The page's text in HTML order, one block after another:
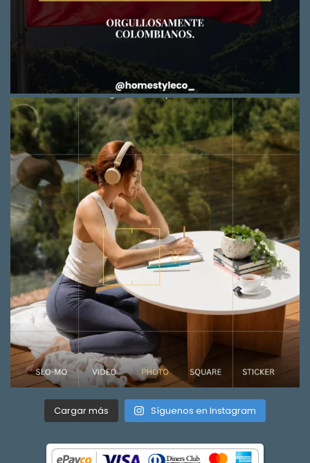
Cargar más Síguenos en Instagram